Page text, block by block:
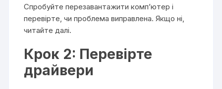
Спробуйте перезавантажити комп’ютер і
перевірте, чи проблема виправлена. Якщо ні,
читайте далі.
Крок 2: Перевірте
драйвери